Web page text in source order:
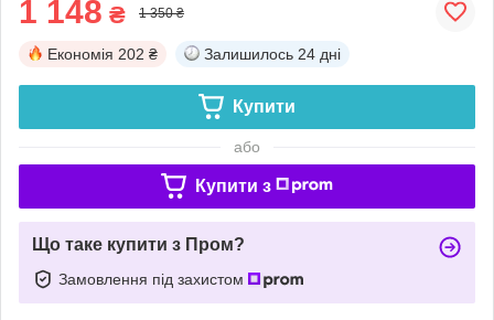
1 148 ₴ 1 350 ₴
Економія 202 ₴ Залишилось 24 дні
Купити
або
Купити з
Що таке купити з Пром?
Замовлення під захистом